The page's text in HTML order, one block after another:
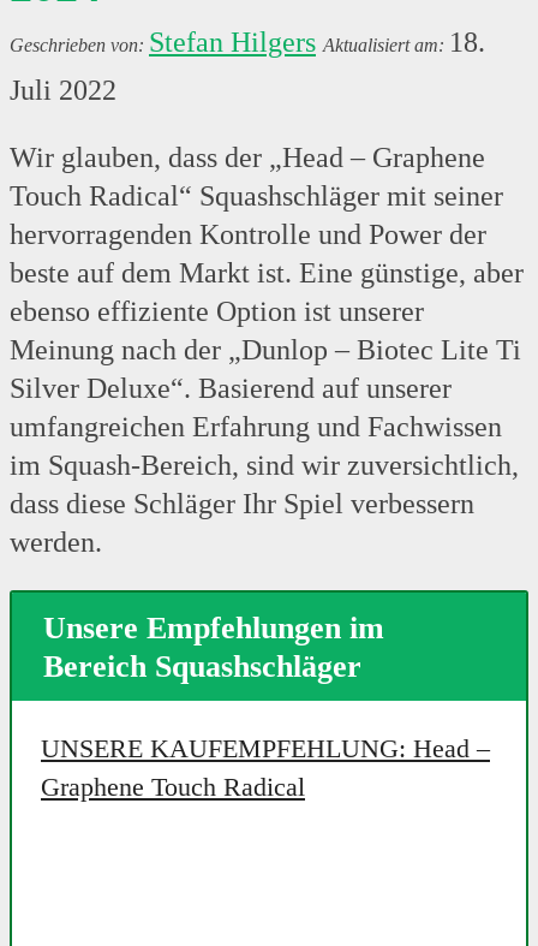
Stefan Hilgers
18.
Juli 2022
Wir glauben, dass der „Head – Graphene
Touch Radical“ Squashschläger mit seiner
hervorragenden Kontrolle und Power der
beste auf dem Markt ist. Eine günstige, aber
ebenso effiziente Option ist unserer
Meinung nach der „Dunlop – Biotec Lite Ti
Silver Deluxe“. Basierend auf unserer
umfangreichen Erfahrung und Fachwissen
im Squash-Bereich, sind wir zuversichtlich,
dass diese Schläger Ihr Spiel verbessern
werden.
Unsere Empfehlungen im
Bereich Squashschläger
UNSERE KAUFEMPFEHLUNG: Head –
Graphene Touch Radical